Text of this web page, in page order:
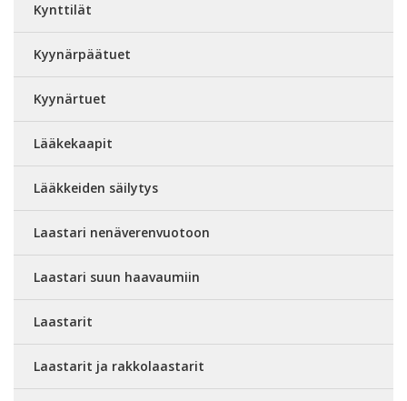
Kynttilät
Kyynärpäätuet
Kyynärtuet
Lääkekaapit
Lääkkeiden säilytys
Laastari nenäverenvuotoon
Laastari suun haavaumiin
Laastarit
Laastarit ja rakkolaastarit